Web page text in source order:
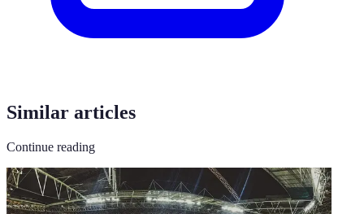
Similar articles
Continue reading